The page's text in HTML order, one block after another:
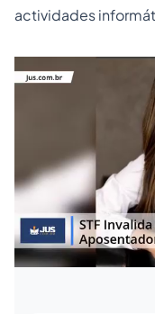
actividades